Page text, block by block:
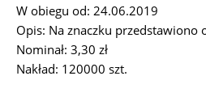
W obiegu od: 24.06.2019
Opis: Na znaczku przedstawiono
Nominał: 3,30 zł
Nakład: 120000 szt.